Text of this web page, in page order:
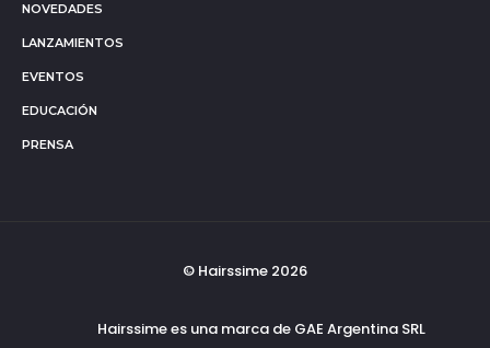
NOVEDADES
LANZAMIENTOS
EVENTOS
EDUCACIÓN
PRENSA
© Hairssime 2026
Hairssime es una marca de GAE Argentina SRL